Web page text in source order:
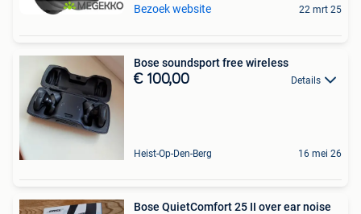
Bezoek website 22 mrt 25
Bose soundsport free wireless
€ 100,00 Details
Heist-Op-Den-Berg 16 mei 26
Bose QuietComfort 25 II over ear noise